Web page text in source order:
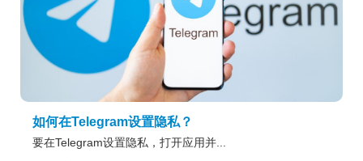
如何在Telegram设置隐私？
要在Telegram设置隐私，打开应用并...